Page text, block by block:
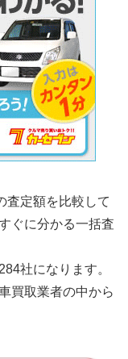
査定額を比較して
ぐに分かる一括査
社になります。
買取業者の中から